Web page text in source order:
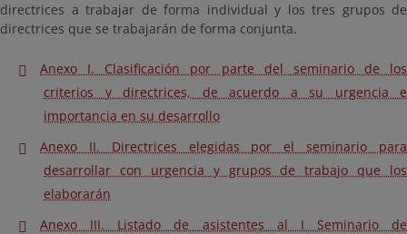
directrices a trabajar de forma individual y los tres grupos de
directrices que se trabajarán de forma conjunta.
Anexo I. Clasificación por parte del seminario de los
criterios y directrices, de acuerdo a su urgencia e
importancia en su desarrollo
Anexo II. Directrices elegidas por el seminario para
desarrollar con urgencia y grupos de trabajo que los
elaborarán
Anexo III. Listado de asistentes al I Seminario de